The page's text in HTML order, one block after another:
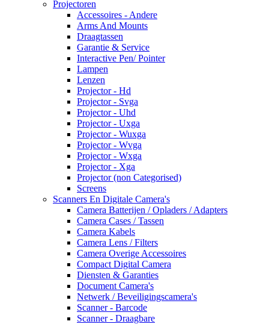
Projectoren
Accessoires - Andere
Arms And Mounts
Draagtassen
Garantie & Service
Interactive Pen/ Pointer
Lampen
Lenzen
Projector - Hd
Projector - Svga
Projector - Uhd
Projector - Uxga
Projector - Wuxga
Projector - Wvga
Projector - Wxga
Projector - Xga
Projector (non Categorised)
Screens
Scanners En Digitale Camera's
Camera Batterijen / Opladers / Adapters
Camera Cases / Tassen
Camera Kabels
Camera Lens / Filters
Camera Overige Accessoires
Compact Digital Camera
Diensten & Garanties
Document Camera's
Netwerk / Beveiligingscamera's
Scanner - Barcode
Scanner - Draagbare